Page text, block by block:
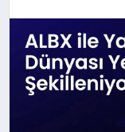
YAŞAM
YEMEK
KIMDIR?